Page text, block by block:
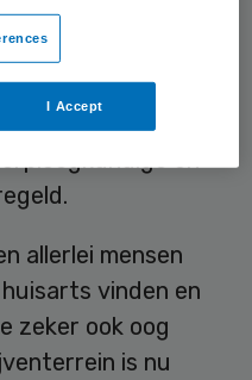
mensen
moet er een
met in elk geval
per week open
en
allerlei mensen
vinden en
zeker ook oog
is nu
I Accept